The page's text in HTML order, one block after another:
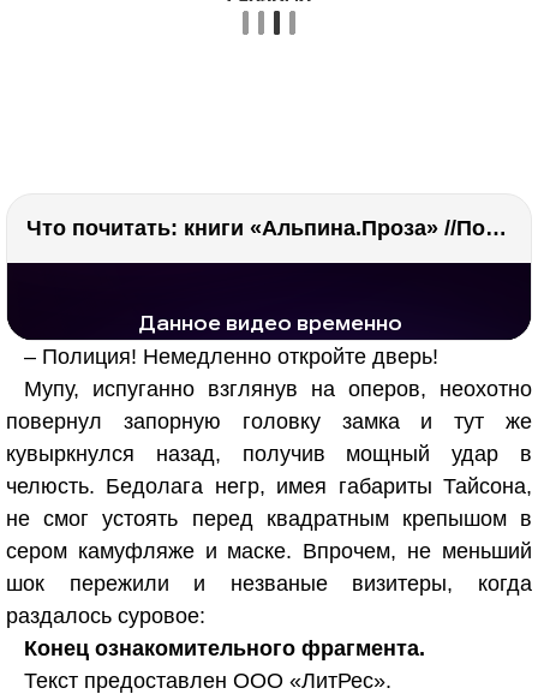
Что почитать: книги «Альпина.Проза» //Побяржина, Декабрев, Ронжина
– Полиция! Немедленно откройте дверь!
Мупу, испуганно взглянув на оперов, неохотно
повернул запорную головку замка и тут же
кувыркнулся назад, получив мощный удар в
челюсть. Бедолага негр, имея габариты Тайсона,
не смог устоять перед квадратным крепышом в
сером камуфляже и маске. Впрочем, не меньший
шок пережили и незваные визитеры, когда
раздалось суровое:
Конец ознакомительного фрагмента.
Текст предоставлен ООО «ЛитРес».